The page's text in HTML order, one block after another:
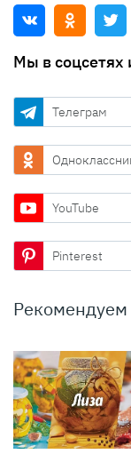
Мы в соцсетях
Телеграм
YouTube
Pinterest
Рекомендуем